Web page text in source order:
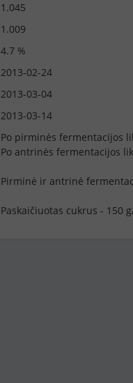
1.045
1.009
4.7 %
2013-02-24
2013-03-04
2013-03-14
Po pirminės fermentacijos
Po antrinės fermentacijos
Pirminė ir antrinė
Paskaičiuotas cukrus - 150